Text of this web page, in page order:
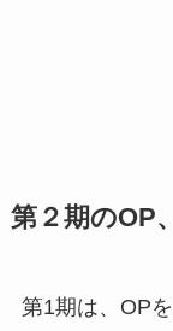
第２期のOP
第1期は、OP